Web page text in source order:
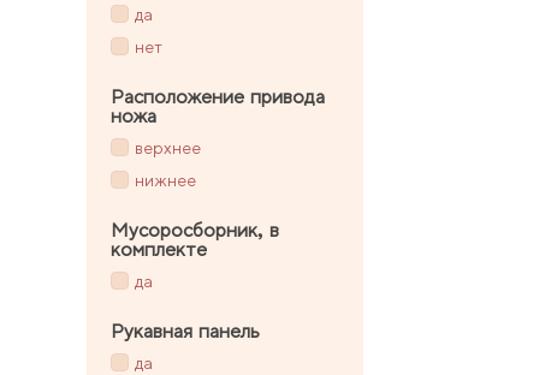
да
нет
Расположение привода
ножа
верхнее
нижнее
Мусоросборник, в
комплекте
да
Рукавная панель
да